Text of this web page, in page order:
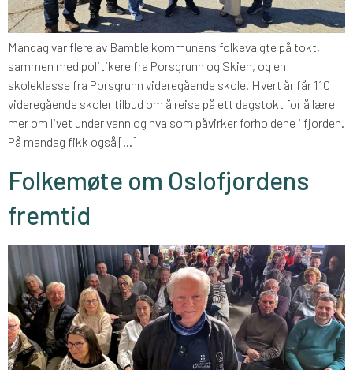
Mandag var flere av Bamble kommunens folkevalgte på tokt,
sammen med politikere fra Porsgrunn og Skien, og en
skoleklasse fra Porsgrunn videregående skole. Hvert år får 110
videregående skoler tilbud om å reise på ett dagstokt for å lære
mer om livet under vann og hva som påvirker forholdene i fjorden.
På mandag fikk også […]
Folkemøte om Oslofjordens
fremtid